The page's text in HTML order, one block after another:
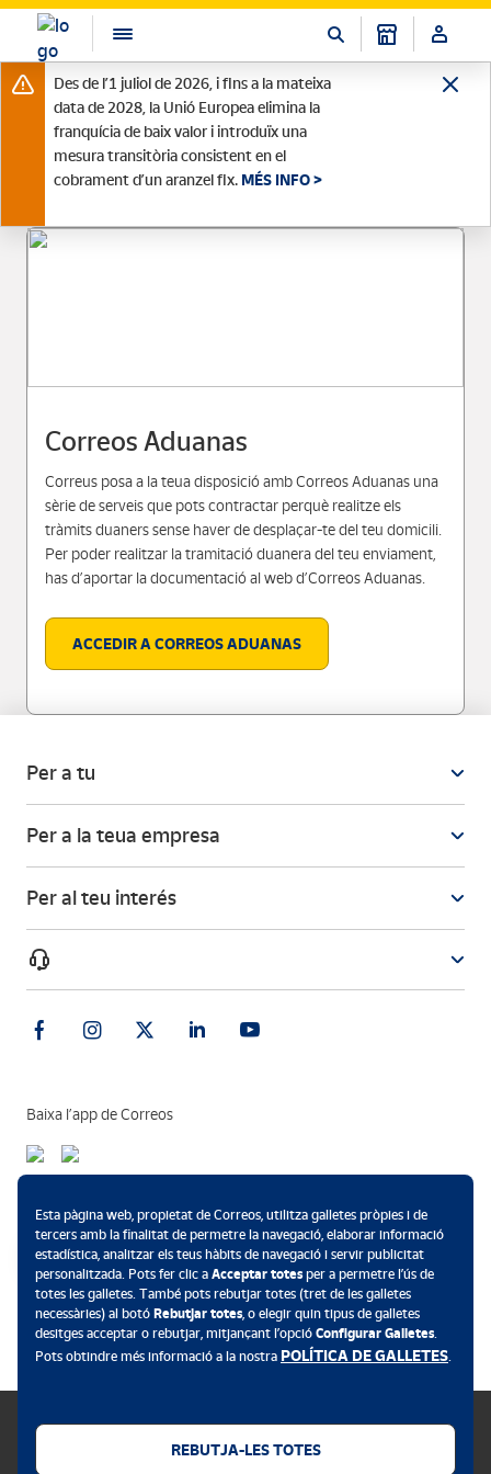
Des de l’1 juliol de 2026, i fins a la mateixa
data de 2028, la Unió Europea elimina la
franquícia de baix valor i introduïx una
mesura transitòria consistent en el
cobrament d’un aranzel fix. MÉS INFO >
Correos Aduanas
Correus posa a la teua disposició amb Correos Aduanas una
sèrie de serveis que pots contractar perquè realitze els
tràmits duaners sense haver de desplaçar-te del teu domicili.
Per poder realitzar la tramitació duanera del teu enviament,
has d’aportar la documentació al web d’Correos Aduanas.
ACCEDIR A CORREOS ADUANAS
Per a tu
Per a la teua empresa
Per al teu interés
Baixa l’app de Correos
Esta pàgina web, propietat de Correos, utilitza galletes pròpies i de
tercers amb la finalitat de permetre la navegació, elaborar informació
estadística, analitzar els teus hàbits de navegació i servir publicitat
personalitzada. Pots fer clic a Acceptar totesper a permetre l’ús de
totes les galletes. També pots rebutjar totes (tret de les galletes
necessàries) al botó Rebutjar totes, o elegir quin tipus de galletes
desitges acceptar o rebutjar, mitjançant l’opció Configurar Galletes.
Pots obtindre més informació a la nostra POLÍTICA DE GALLETES.
REBUTJA-LES TOTES